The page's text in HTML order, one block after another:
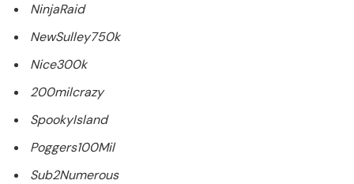
NinjaRaid
NewSulley750k
Nice300k
200milcrazy
SpookyIsland
Poggers100Mil
Sub2Numerous